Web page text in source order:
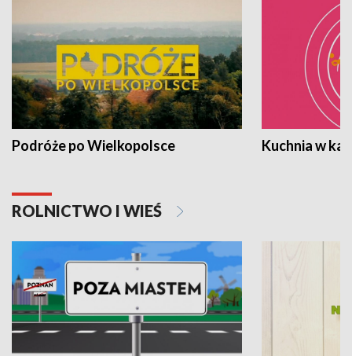
Podróże po Wielkopolsce Kuchnia w
ROLNICTWO I WIEŚ